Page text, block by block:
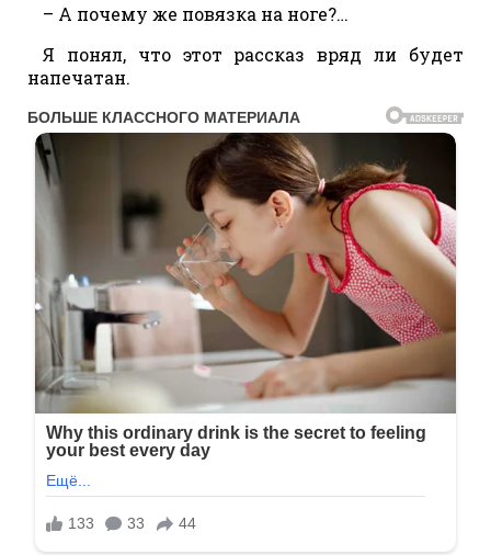
– А почему же повязка на ноге?…
Я понял, что этот рассказ вряд ли будет
напечатан.